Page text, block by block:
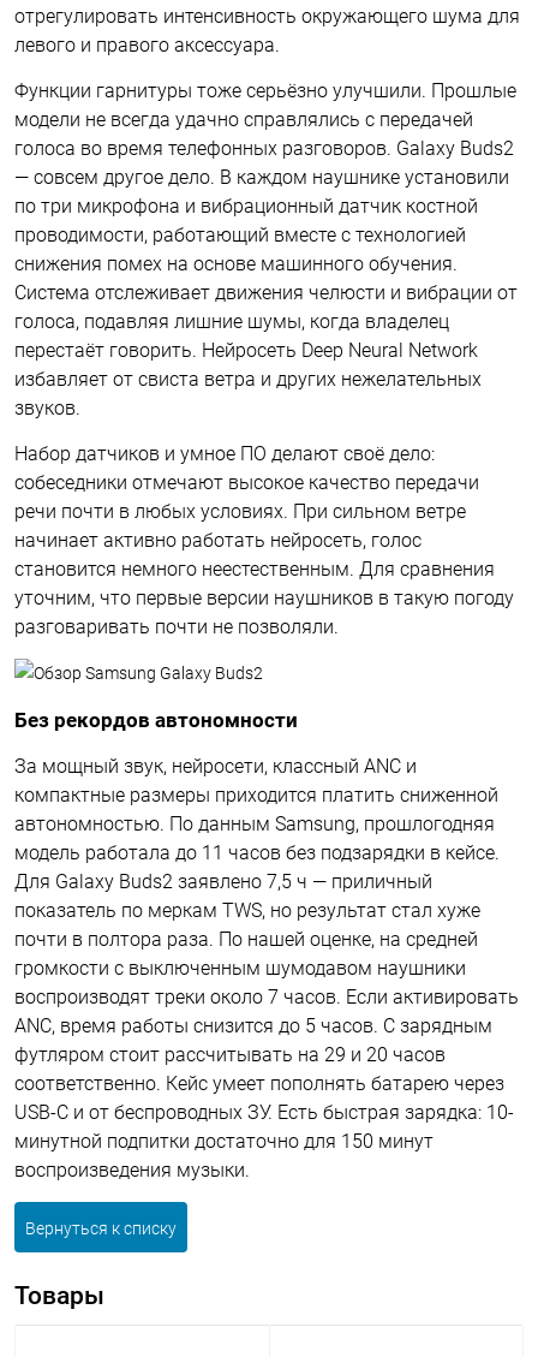
отрегулировать интенсивность окружающего шума для
левого и правого аксессуара.
Функции гарнитуры тоже серьёзно улучшили. Прошлые
модели не всегда удачно справлялись с передачей
голоса во время телефонных разговоров. Galaxy Buds2
— совсем другое дело. В каждом наушнике установили
по три микрофона и вибрационный датчик костной
проводимости, работающий вместе с технологией
снижения помех на основе машинного обучения.
Система отслеживает движения челюсти и вибрации от
голоса, подавляя лишние шумы, когда владелец
перестаёт говорить. Нейросеть Deep Neural Network
избавляет от свиста ветра и других нежелательных
звуков.
Набор датчиков и умное ПО делают своё дело:
собеседники отмечают высокое качество передачи
речи почти в любых условиях. При сильном ветре
начинает активно работать нейросеть, голос
становится немного неестественным. Для сравнения
уточним, что первые версии наушников в такую погоду
разговаривать почти не позволяли.
Без рекордов автономности
За мощный звук, нейросети, классный ANC и
компактные размеры приходится платить сниженной
автономностью. По данным Samsung, прошлогодняя
модель работала до 11 часов без подзарядки в кейсе.
Для Galaxy Buds2 заявлено 7,5 ч — приличный
показатель по меркам TWS, но результат стал хуже
почти в полтора раза. По нашей оценке, на средней
громкости с выключенным шумодавом наушники
воспроизводят треки около 7 часов. Если активировать
ANC, время работы снизится до 5 часов. С зарядным
футляром стоит рассчитывать на 29 и 20 часов
соответственно. Кейс умеет пополнять батарею через
USB-C и от беспроводных ЗУ. Есть быстрая зарядка: 10-
минутной подпитки достаточно для 150 минут
воспроизведения музыки.
Вернуться к списку
Товары